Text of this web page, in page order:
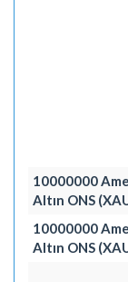
10000000
Altın ONS
10000000
Altın ONS